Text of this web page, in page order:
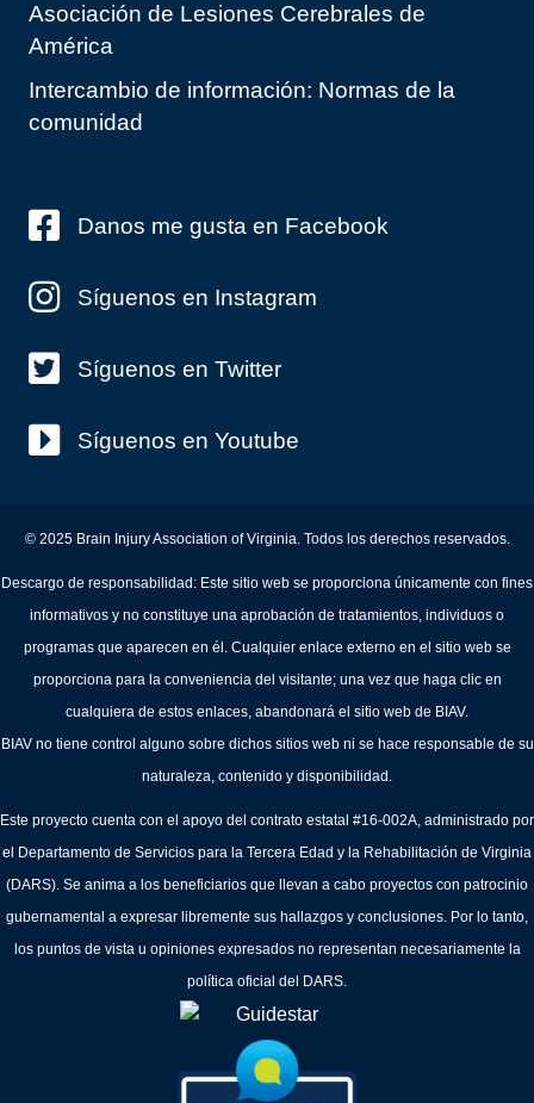
Asociación de Lesiones Cerebrales de
América
Intercambio de información: Normas de la
comunidad
Danos me gusta en Facebook
Síguenos en Instagram
Síguenos en Twitter
Síguenos en Youtube
© 2025 Brain Injury Association of Virginia. Todos los derechos reservados.
Descargo de responsabilidad: Este sitio web se proporciona únicamente con fines
informativos y no constituye una aprobación de tratamientos, individuos o
programas que aparecen en él. Cualquier enlace externo en el sitio web se
proporciona para la conveniencia del visitante; una vez que haga clic en
cualquiera de estos enlaces, abandonará el sitio web de BIAV.
BIAV no tiene control alguno sobre dichos sitios web ni se hace responsable de su
naturaleza, contenido y disponibilidad.
Este proyecto cuenta con el apoyo del contrato estatal #16-002A, administrado por
el Departamento de Servicios para la Tercera Edad y la Rehabilitación de Virginia
(DARS). Se anima a los beneficiarios que llevan a cabo proyectos con patrocinio
gubernamental a expresar libremente sus hallazgos y conclusiones. Por lo tanto,
los puntos de vista u opiniones expresados no representan necesariamente la
política oficial del DARS.